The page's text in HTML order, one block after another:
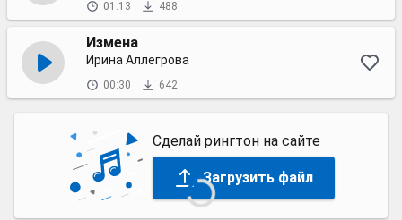
01:13 488
Измена
Ирина Аллегрова
00:30 642
Сделай рингтон на сайте
Загрузить файл